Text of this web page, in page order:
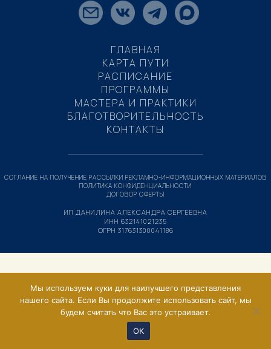
ГЛАВНАЯ
КАРТА ПУТИ
РАСПИСАНИЕ
ПРОГРАММЫ
МАСТЕРА И ПРАКТИКИ
БЛАГОТВОРИТЕЛЬНОСТЬ
КОНТАКТЫ
ИП ДАНИЛИНА АЛЕКСАНДРА СЕРГЕЕВНА
ИНН 632141021235
ОГРН 317631300041186
СОГЛАНИЕ НА ПОЛУЧЕНИЕ РАССЫЛКИ РЕКЛАМНО-ИНФОРМАЦИОННЫХ МАТЕРИАЛОВ
ПОЛИТИКА КОНФИДЕНЦИАЛЬНОСТИ
ДОГОВОР ОФЕРТЫ
Мы используем куки для наилучшего представления
нашего сайта. Если Вы продолжите использовать сайт, мы
будем считать что Вас это устраивает.
ОК